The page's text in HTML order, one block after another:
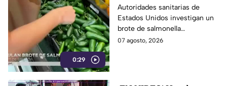
0:29
ligado a CHILES
jalapeños ya afecta a 27
estados
Autoridades sanitarias de
Estados Unidos investigan un
brote de salmonella
relacionado con chiles
07 agosto, 2026